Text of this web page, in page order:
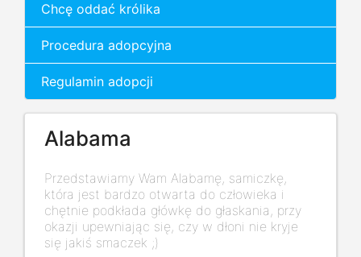
Chcę oddać królika
Procedura adopcyjna
Regulamin adopcji
Alabama
Przedstawiamy Wam Alabamę, samiczkę,
która jest bardzo otwarta do człowieka i
chętnie podkłada główkę do głaskania, przy
okazji upewniając się, czy w dłoni nie kryje
się jakiś smaczek ;)